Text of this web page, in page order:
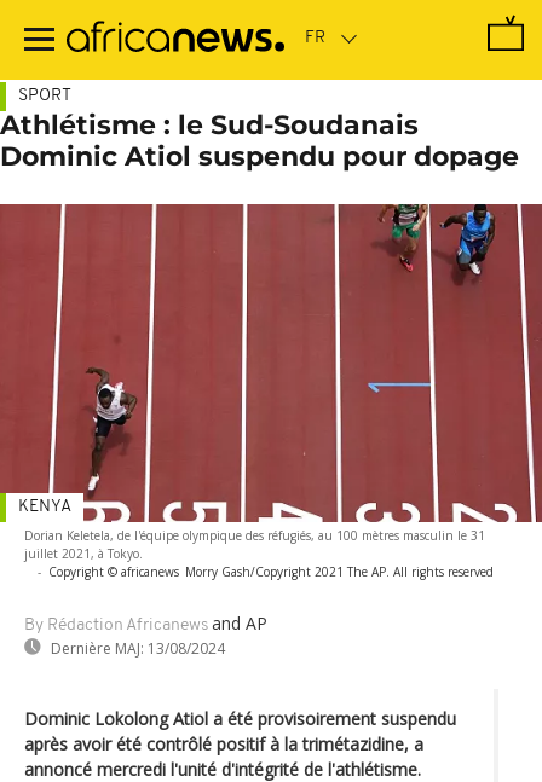
contenu
SPORT
Athlétisme : le Sud-Soudanais
Dominic Atiol suspendu pour dopage
Dorian Keletela, de l'équipe olympique des réfugiés, au 100 mètres masculin le 31
juillet 2021, à Tokyo.
- Copyright © africanews Morry Gash/Copyright 2021 The AP. All rights reserved
By Rédaction Africanews and AP
Dernière MAJ: 13/08/2024
KENYA
Dominic Lokolong Atiol a été provisoirement suspendu
après avoir été contrôlé positif à la trimétazidine, a
annoncé mercredi l'unité d'intégrité de l'athlétisme.